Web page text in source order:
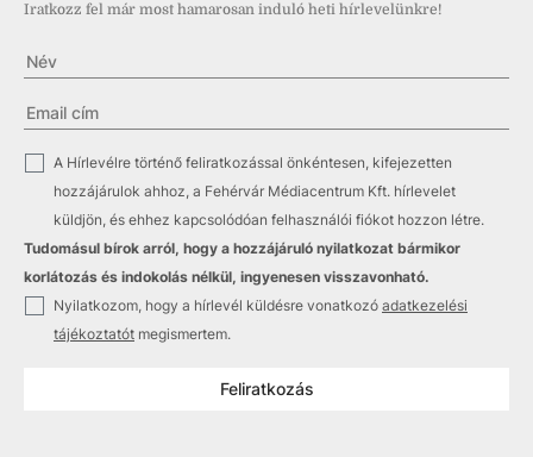
Iratkozz fel már most hamarosan induló heti hírlevelünkre!
A Hírlevélre történő feliratkozással önkéntesen, kifejezetten
hozzájárulok ahhoz, a Fehérvár Médiacentrum Kft. hírlevelet
küldjön, és ehhez kapcsolódóan felhasználói fiókot hozzon létre.
Tudomásul bírok arról, hogy a hozzájáruló nyilatkozat bármikor
korlátozás és indokolás nélkül, ingyenesen visszavonható.
Nyilatkozom, hogy a hírlevél küldésre vonatkozó adatkezelési
tájékoztatót megismertem.
Feliratkozás